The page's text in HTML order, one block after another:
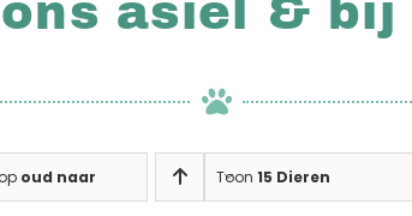
asiel & bij
oud naar nieuw Toon15 Dieren